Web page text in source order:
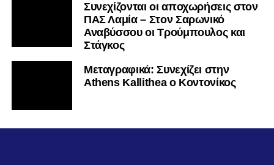
Συνεχίζονται οι αποχωρήσεις στον
ΠΑΣ Λαμία – Στον Σαρωνικό
Αναβύσσου οι Τρούμπουλος και
Στάγκος
Mεταγραφικά: Συνεχίζει στην
Athens Kallithea ο Κοντονίκος